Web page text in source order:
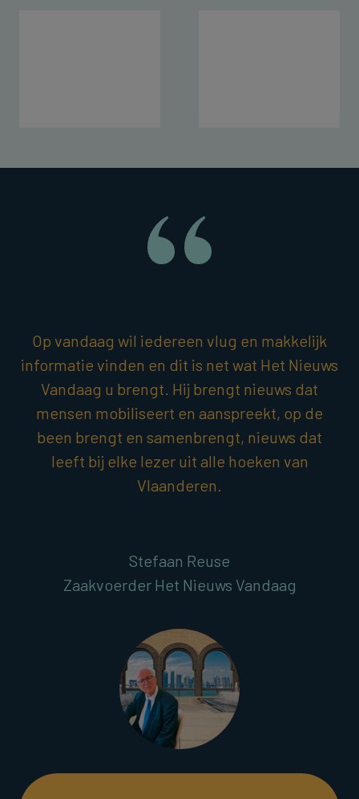
Op vandaag wil iedereen vlug en makkelijk
informatie vinden en dit is net wat Het Nieuws
Vandaag u brengt. Hij brengt nieuws dat
mensen mobiliseert en aanspreekt, op de
been brengt en samenbrengt, nieuws dat
leeft bij elke lezer uit alle hoeken van
Vlaanderen.
Stefaan Reuse
Zaakvoerder Het Nieuws Vandaag